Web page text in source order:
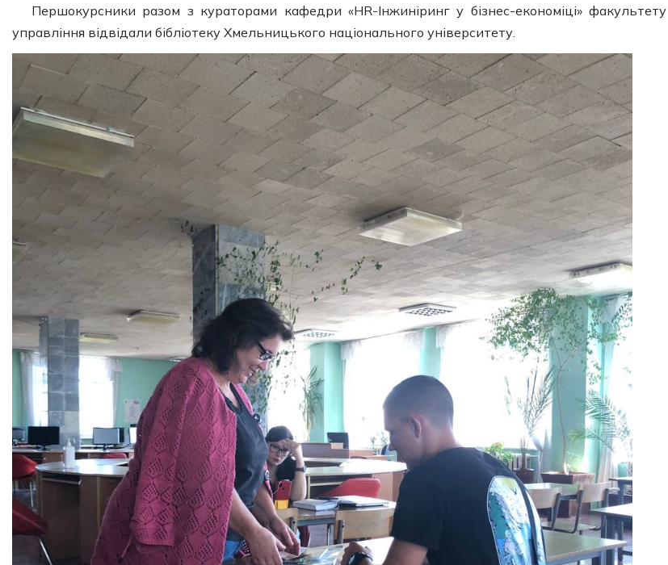
Першокурсники разом з кураторами кафедри «HR-Інжиніринг у бізнес-економіці» факультету
управління відвідали бібліотеку Хмельницького національного університету.